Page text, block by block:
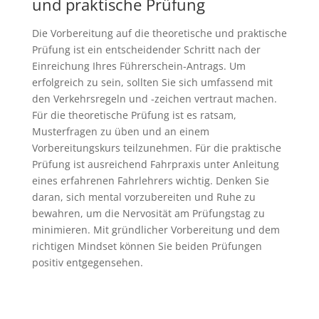
und praktische Prüfung
Die Vorbereitung auf die theoretische und praktische
Prüfung ist ein entscheidender Schritt nach der
Einreichung Ihres Führerschein-Antrags. Um
erfolgreich zu sein, sollten Sie sich umfassend mit
den Verkehrsregeln und -zeichen vertraut machen.
Für die theoretische Prüfung ist es ratsam,
Musterfragen zu üben und an einem
Vorbereitungskurs teilzunehmen. Für die praktische
Prüfung ist ausreichend Fahrpraxis unter Anleitung
eines erfahrenen Fahrlehrers wichtig. Denken Sie
daran, sich mental vorzubereiten und Ruhe zu
bewahren, um die Nervosität am Prüfungstag zu
minimieren. Mit gründlicher Vorbereitung und dem
richtigen Mindset können Sie beiden Prüfungen
positiv entgegensehen.